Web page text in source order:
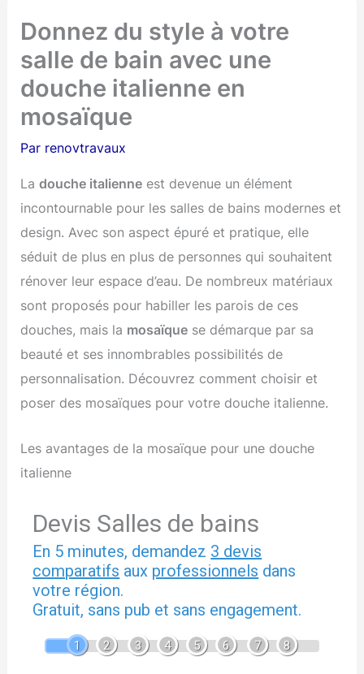
Donnez du style à votre
salle de bain avec une
douche italienne en
mosaïque
Par renovtravaux
Ladouche italienne est devenue un élément
incontournable pour les salles de bains modernes et
design. Avec son aspect épuré et pratique, elle
séduit de plus en plus de personnes qui souhaitent
rénover leur espace d’eau. De nombreux matériaux
sont proposés pour habiller les parois de ces
douches, mais la mosaïque se démarque par sa
beauté et ses innombrables possibilités de
personnalisation. Découvrez comment choisir et
poser des mosaïques pour votre douche italienne.
Les avantages de la mosaïque pour une douche
italienne
Devis Salles de bains
En 5 minutes, demandez 3 devis
comparatifs aux professionnels dans
votre région.
Gratuit, sans pub et sans engagement.
1 2 3 4 5 6 7 8